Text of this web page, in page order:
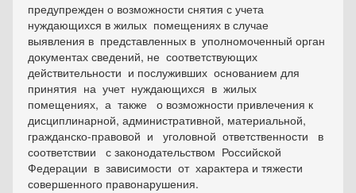
предупрежден о возможности снятия с учета
нуждающихся в жилых помещениях в случае
выявления в представленных в уполномоченный орган
документах сведений, не соответствующих
действительности и послуживших основанием для
принятия на учет нуждающихся в жилых
помещениях, а также о возможности привлечения к
дисциплинарной, административной, материальной,
гражданско-правовой и уголовной ответственности в
соответствии с законодательством Российской
Федерации в зависимости от характера и тяжести
совершенного правонарушения.